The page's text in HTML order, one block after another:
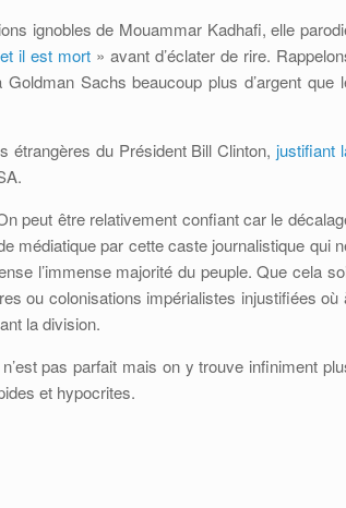
ignobles de Mouammar Kadhafi, elle
il est mort » avant d’éclater de rire.
Sachs beaucoup plus d’argent que
étrangères du Président Bill Clinton,justifiant
peut être relativement confiant car le
médiatique par cette caste journalistique qui
l’immense majorité du peuple. Que cela
ou colonisations impérialistes injustifiées où
la division.
pas parfait mais on y trouve infiniment
et hypocrites.